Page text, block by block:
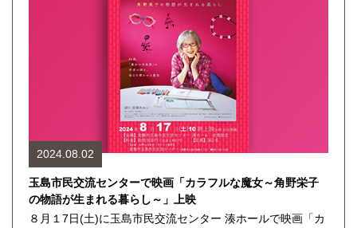
2024.08.02
玉島市民交流センターで映画「カラフルな魔女～角野栄子
の物語が生まれる暮らし～」上映
８月１7日(土)に玉島市民交流センター 湊ホールで映画「カ